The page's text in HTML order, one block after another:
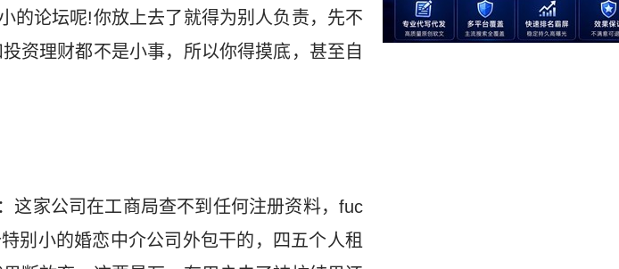
的论坛呢!你放上去了就得为别人负责，先不
资理财都不是小事，所以你得摸底，甚至自
这家公司在工商局查不到任何注册资料，fuc
别小的婚恋中介公司外包干的，四五个人租